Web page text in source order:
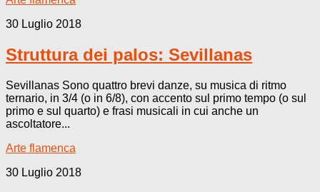
30 Luglio 2018
Struttura dei palos: Sevillanas
Sevillanas Sono quattro brevi danze, su musica di ritmo
ternario, in 3/4 (o in 6/8), con accento sul primo tempo (o sul
primo e sul quarto) e frasi musicali in cui anche un
ascoltatore...
Arte flamenca
30 Luglio 2018